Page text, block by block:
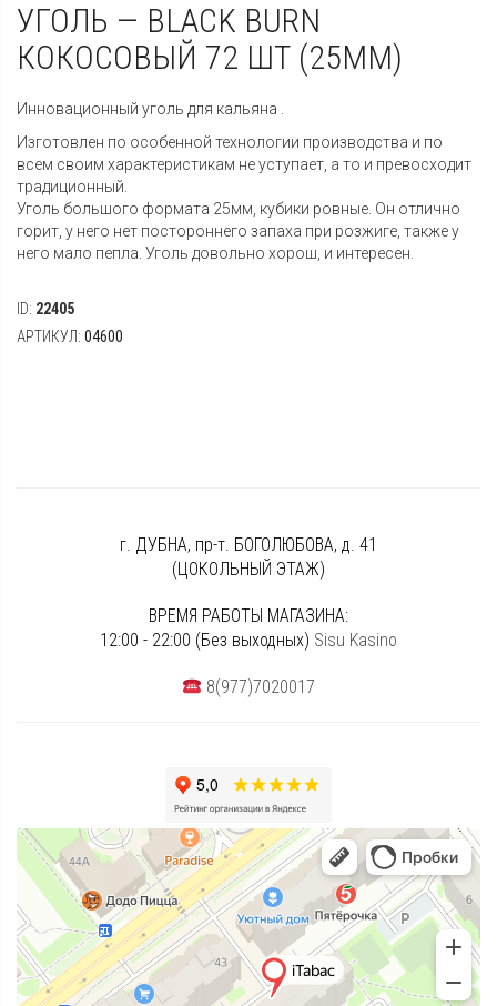
УГОЛЬ — BLACK BURN
КОКОСОВЫЙ 72 ШТ (25MM)
Инновационный уголь для кальяна .
Изготовлен по особенной технологии производства и по
всем своим характеристикам не уступает, а то и превосходит
традиционный.
Уголь большого формата 25мм, кубики ровные. Он отлично
горит, у него нет постороннего запаха при розжиге, также у
него мало пепла. Уголь довольно хорош, и интересен.
ID: 22405
АРТИКУЛ: 04600
г. ДУБНА, пр-т. БОГОЛЮБОВА, д. 41
(ЦОКОЛЬНЫЙ ЭТАЖ)
ВРЕМЯ РАБОТЫ МАГАЗИНА:
12:00 - 22:00 (Без выходных) Sisu Kasino
8(977)7020017